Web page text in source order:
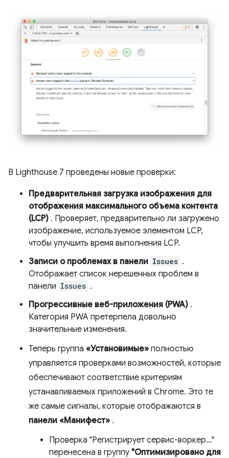
В Lighthouse 7 проведены новые проверки:
Предварительная загрузка изображения для
отображения максимального объема контента
(LCP) . Проверяет, предварительно ли загружено
изображение, используемое элементом LCP,
чтобы улучшить время выполнения LCP.
Записи о проблемах в панели Issues .
Отображает список нерешенных проблем в
панели Issues .
Прогрессивные веб-приложения (PWA) .
Категория PWA претерпела довольно
значительные изменения.
Теперь группа «Установимые» полностью
управляется проверками возможностей, которые
обеспечивают соответствие критериям
устанавливаемых приложений в Chrome. Это те
же самые сигналы, которые отображаются в
панели «Манифест» .
Проверка "Регистрирует сервис-воркер…"
перенесена в группу "Оптимизировано для